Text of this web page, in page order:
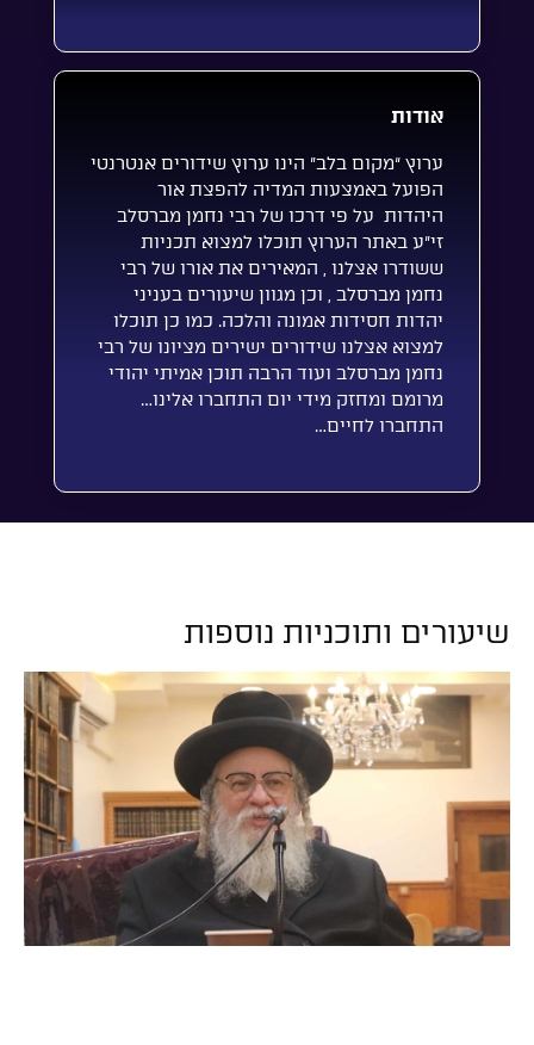
אודות
ערוץ “מקום בלב” הינו ערוץ שידורים אנטרנטי
הפועל באמצעות המדיה להפצת אור
היהדות על פי דרכו של רבי נחמן מברסלב
זי”ע באתר הערוץ תוכלו למצוא תכניות
ששודרו אצלנו , המאירים את אורו של רבי
נחמן מברסלב , וכן מגוון שיעורים בעניני
יהדות חסידות אמונה והלכה. כמו כן תוכלו
למצוא אצלנו שידורים ישירים מציונו של רבי
נחמן מברסלב ועוד הרבה תוכן אמיתי יהודי
מרומם ומחזק מידי יום התחברו אלינו…
התחברו לחיים…
שיעורים ותוכניות נוספות